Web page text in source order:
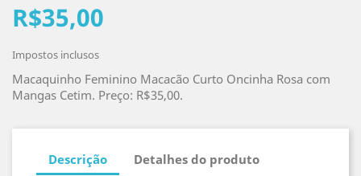
R$35,00
Impostos inclusos
Macaquinho Feminino Macacão Curto Oncinha Rosa com
Mangas Cetim. Preço: R$35,00.
Descrição
Detalhes do produto